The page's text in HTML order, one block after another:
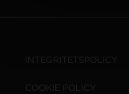
INTEGRITETSPOLICY
COOKIE POLICY